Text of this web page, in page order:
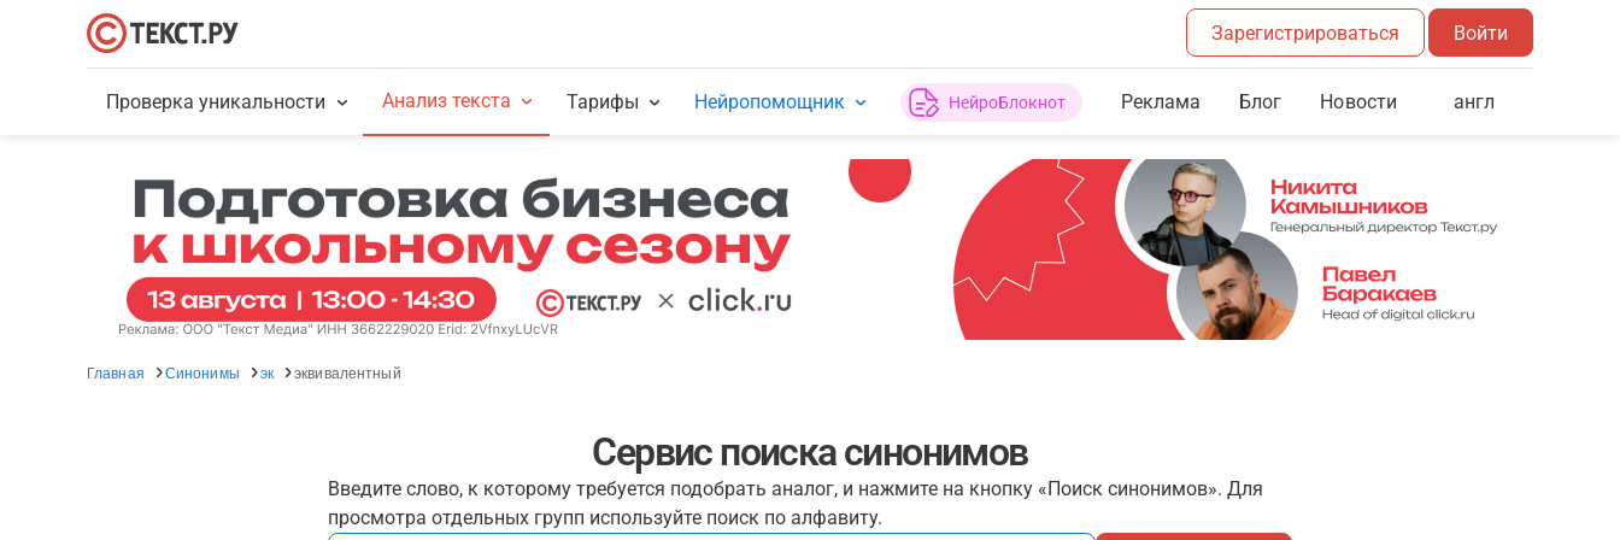
Зарегистрироваться Войти
Проверка уникальности Анализ текста Тарифы Нейропомощник НейроБлокнот Реклама Блог Новости англ
Главная Синонимы эк эквивалентный
Сервис поиска синонимов
Введите слово, к которому требуется подобрать аналог, и нажмите на кнопку «Поиск синонимов». Для
просмотра отдельных групп используйте поиск по алфавиту.